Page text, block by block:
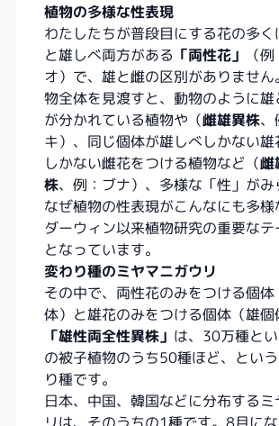
植物の多様な性表現
わたしたちが普段目にする花の多く
と雄しべ両方がある 「両性花」
（
オ）で、雄と雌の区別がありませ
物全体を見渡すと、動物のように
が分かれている植物や（雌雄異株、
キ）、同じ個体が雄しべしかない雄
しかない雌花をつける植物など（雌
株、例：ブナ）、多様な「性」がみ
なぜ植物の性表現がこんなにも多様
ダーウィン以来植物研究の重要なテ
となっています。
変わり種のミヤマニガウリ
その中で、両性花のみをつける個体
体）と雄花のみをつける個体（雄個
「雄性両全性異株」 は、30万種と
の被子植物のうち50種ほど、とい
り種です。
日本、中国、韓国などに分布するミ